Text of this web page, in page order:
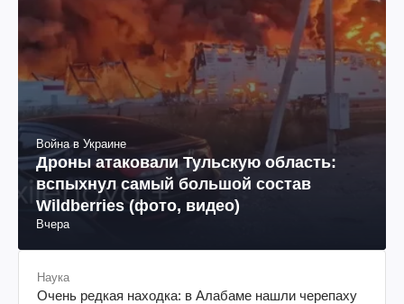
Война в Украине
Дроны атаковали Тульскую область:
вспыхнул самый большой состав
Wildberries (фото, видео)
Вчера
Наука
Очень редкая находка: в Алабаме нашли черепаху